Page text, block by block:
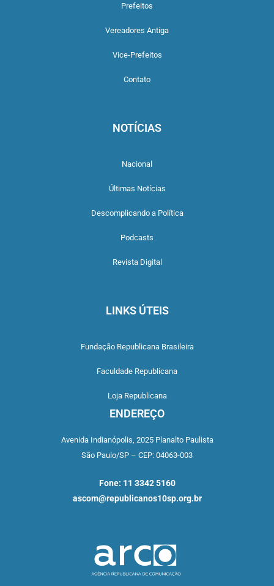
Prefeitos
Vereadores Antiga
Vice-Prefeitos
Contato
NOTÍCIAS
Nacional
Últimas Notícias
Descomplicando a Política
Podcasts
Revista Digital
LINKS ÚTEIS
Fundação Republicana Brasileira
Faculdade Republicana
Loja Republicana
ENDEREÇO
Avenida Indianópolis, 2025 Planalto Paulista
São Paulo/SP – CEP: 04063-003
Fone: 11 3342 5160
ascom@republicanos10sp.org.br